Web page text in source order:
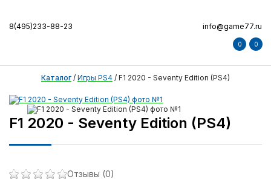
8(495)233-88-23 info@game77.ru
0 0
Каталог / Игры PS4 / F1 2020 - Seventy Edition (PS4)
F1 2020 - Seventy Edition (PS4)
Отзывы (0)